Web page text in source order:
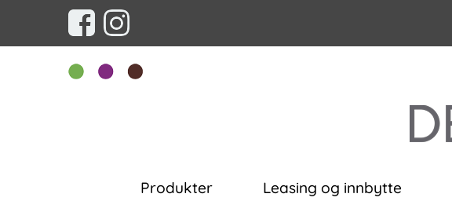
Produkter Leasing og innbytte